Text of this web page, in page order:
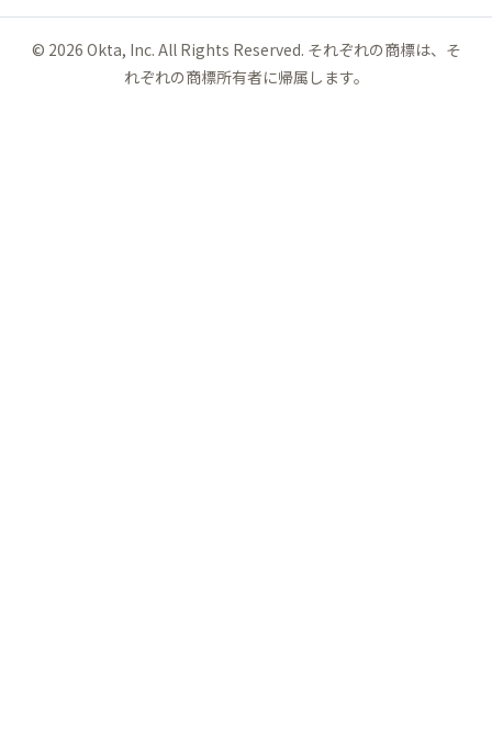
© 2026 Okta, Inc. All Rights Reserved. それぞれの商標は、そ
れぞれの商標所有者に帰属します。